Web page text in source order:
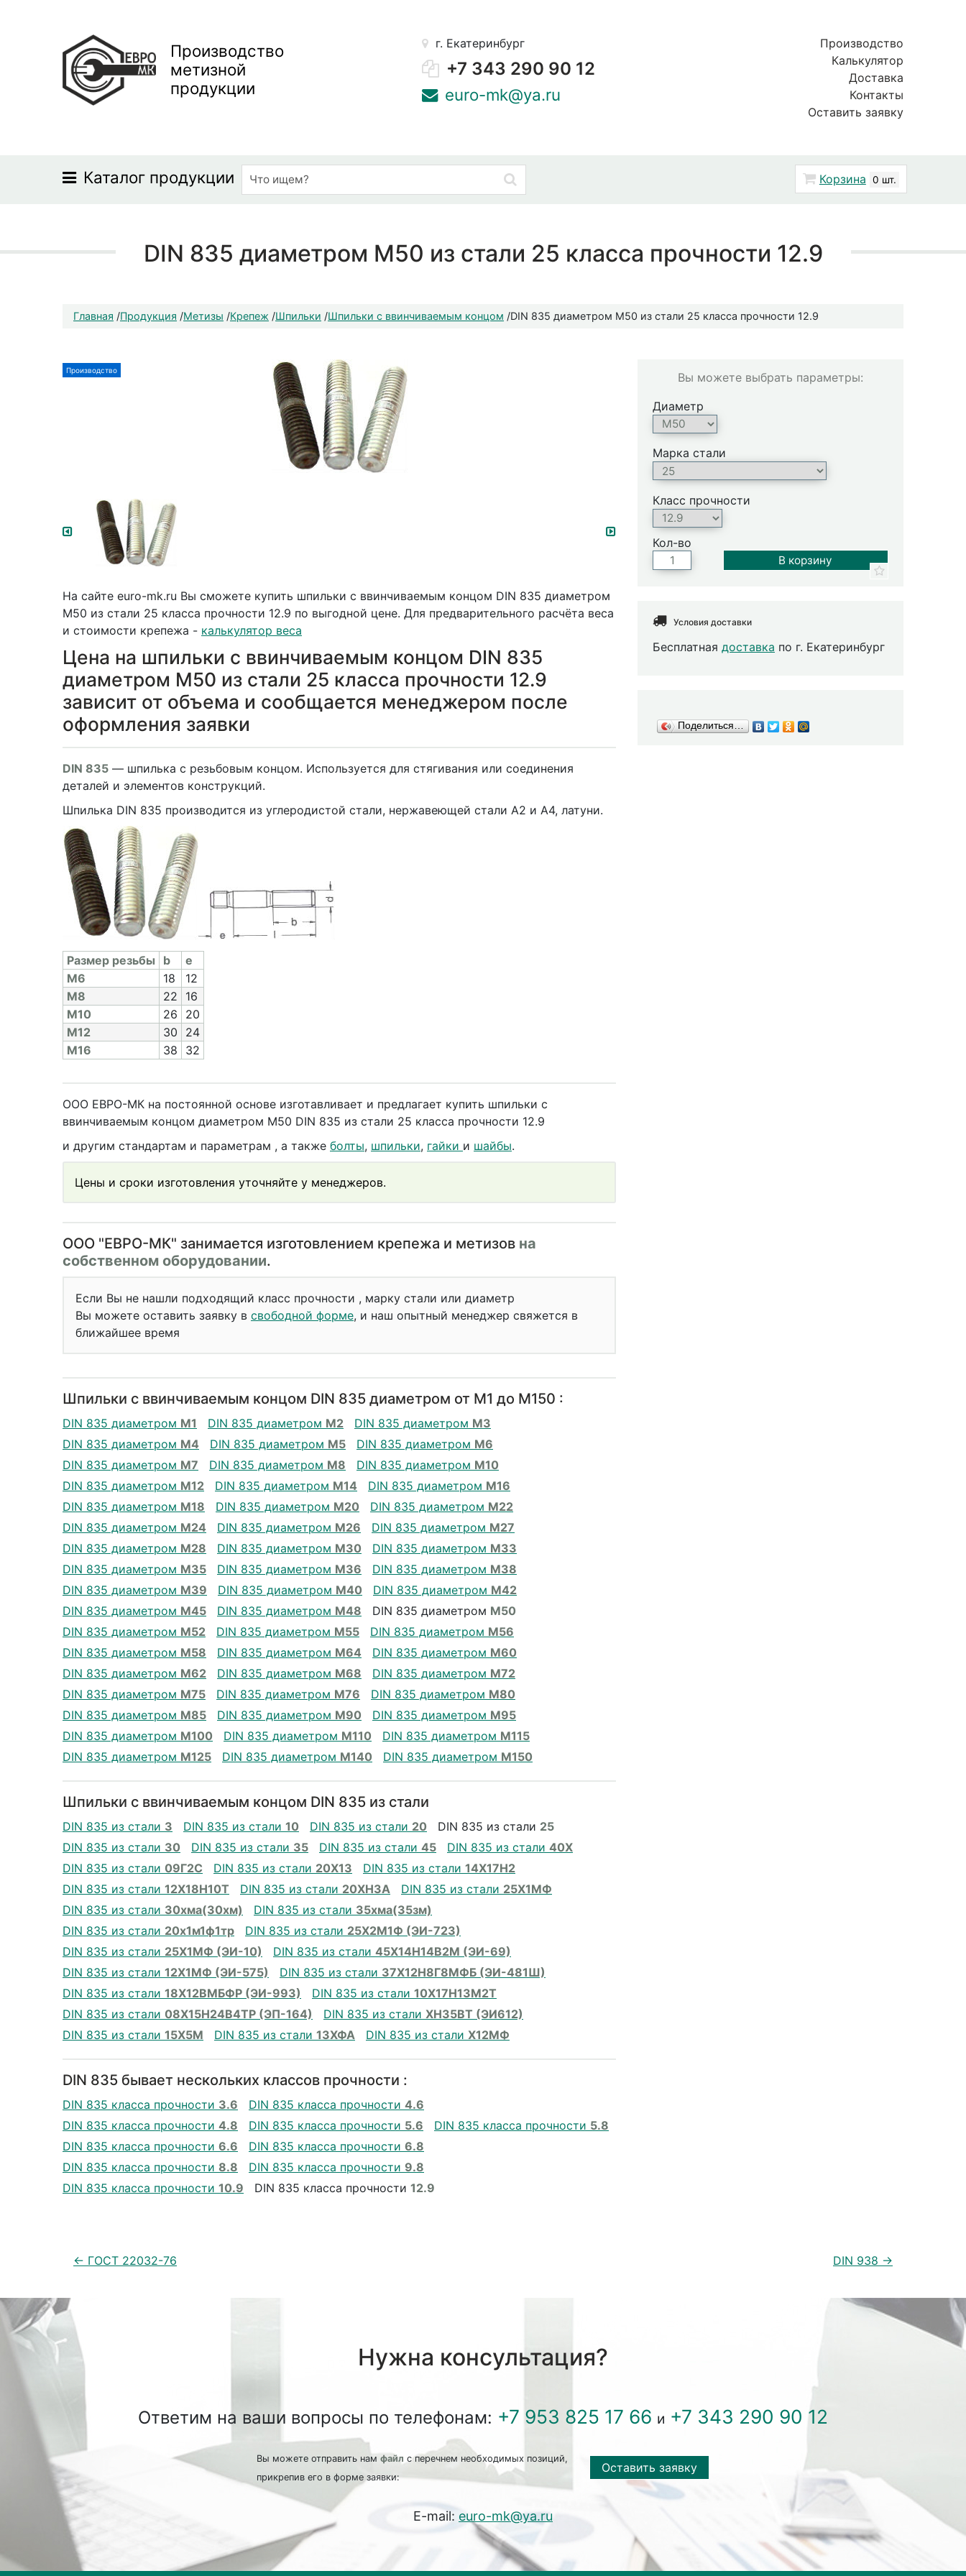
Производство
метизной
продукции
г. Екатеринбург
+7 343 290 90 12
euro-mk@ya.ru
Производство
Калькулятор
Доставка
Контакты
Оставить заявку
Каталог продукции Корзина 0 шт.
DIN 835 диаметром М50 из стали 25 класса прочности 12.9
Главная /Продукция /Метизы /Крепеж /Шпильки /Шпильки с ввинчиваемым концом /DIN 835 диаметром М50 из стали 25 класса прочности 12.9
Производство
На сайте euro-mk.ru Вы сможете купить шпильки с ввинчиваемым концом DIN 835 диаметром
М50 из стали 25 класса прочности 12.9 по выгодной цене. Для предварительного расчёта веса
и стоимости крепежа - калькулятор веса
Цена на шпильки с ввинчиваемым концом DIN 835
диаметром М50 из стали 25 класса прочности 12.9
зависит от объема и сообщается менеджером после
оформления заявки
DIN 835 — шпилька с резьбовым концом. Используется для стягивания или соединения
деталей и элементов конструкций.
Шпилька DIN 835 производится из углеродистой стали, нержавеющей стали А2 и А4, латуни.
Раз­мер резь­бы b
e
M6
18
12
M8
22
16
M10
26
20
M12
30
24
M16
38 32
ООО ЕВРО-МК на постоянной основе изготавливает и предлагает купить шпильки с
ввинчиваемым концом диаметром М50 DIN 835 из стали 25 класса прочности 12.9
и другим стандартам и параметрам , а также болты, шпильки, гайки и шайбы.
Цены и сроки изготовления уточняйте у менеджеров.
OOO "ЕВРО-МК" занимается изготовлением крепежа и метизов на
собственном оборудовании.
Если Вы не нашли подходящий класс прочности , марку стали или диаметр
Вы можете оставить заявку в свободной форме, и наш опытный менеджер свяжется в
ближайшее время
Шпильки с ввинчиваемым концом DIN 835 диаметром от М1 до М150 :
DIN 835 диаметром М1 DIN 835 диаметром М2 DIN 835 диаметром М3
DIN 835 диаметром М4 DIN 835 диаметром М5 DIN 835 диаметром М6
DIN 835 диаметром М7 DIN 835 диаметром М8 DIN 835 диаметром М10
DIN 835 диаметром М12 DIN 835 диаметром М14 DIN 835 диаметром М16
DIN 835 диаметром М18 DIN 835 диаметром М20 DIN 835 диаметром М22
DIN 835 диаметром М24 DIN 835 диаметром М26 DIN 835 диаметром М27
DIN 835 диаметром М28 DIN 835 диаметром М30 DIN 835 диаметром М33
DIN 835 диаметром М35 DIN 835 диаметром М36 DIN 835 диаметром М38
DIN 835 диаметром М39 DIN 835 диаметром М40 DIN 835 диаметром М42
DIN 835 диаметром М45 DIN 835 диаметром М48 DIN 835 диаметром М50
DIN 835 диаметром М52 DIN 835 диаметром М55 DIN 835 диаметром М56
DIN 835 диаметром М58 DIN 835 диаметром М64 DIN 835 диаметром М60
DIN 835 диаметром М62 DIN 835 диаметром М68 DIN 835 диаметром М72
DIN 835 диаметром М75 DIN 835 диаметром М76 DIN 835 диаметром М80
DIN 835 диаметром М85 DIN 835 диаметром М90 DIN 835 диаметром М95
DIN 835 диаметром М100 DIN 835 диаметром М110 DIN 835 диаметром М115
DIN 835 диаметром М125 DIN 835 диаметром М140 DIN 835 диаметром М150
Шпильки с ввинчиваемым концом DIN 835 из стали
DIN 835 из стали 3 DIN 835 из стали 10 DIN 835 из стали 20 DIN 835 из стали 25
DIN 835 из стали 30 DIN 835 из стали 35 DIN 835 из стали 45 DIN 835 из стали 40Х
DIN 835 из стали 09Г2С DIN 835 из стали 20Х13 DIN 835 из стали 14Х17Н2
DIN 835 из стали 12Х18Н10Т DIN 835 из стали 20ХН3А DIN 835 из стали 25Х1МФ
DIN 835 из стали 30хма(30хм) DIN 835 из стали 35хма(35зм)
DIN 835 из стали 20х1м1ф1тр DIN 835 из стали 25Х2М1Ф (ЭИ-723)
DIN 835 из стали 25Х1МФ (ЭИ-10) DIN 835 из стали 45Х14Н14В2М (ЭИ-69)
DIN 835 из стали 12Х1МФ (ЭИ-575) DIN 835 из стали 37Х12Н8Г8МФБ (ЭИ-481Ш)
DIN 835 из стали 18Х12ВМБФР (ЭИ-993) DIN 835 из стали 10Х17Н13М2Т
DIN 835 из стали 08Х15Н24В4ТР (ЭП-164) DIN 835 из стали ХН35ВТ (ЭИ612)
DIN 835 из стали 15Х5М DIN 835 из стали 13ХФА DIN 835 из стали Х12МФ
DIN 835 бывает нескольких классов прочности :
DIN 835 класса прочности 3.6 DIN 835 класса прочности 4.6
DIN 835 класса прочности 4.8 DIN 835 класса прочности 5.6 DIN 835 класса прочности 5.8
DIN 835 класса прочности 6.6 DIN 835 класса прочности 6.8
DIN 835 класса прочности 8.8 DIN 835 класса прочности 9.8
DIN 835 класса прочности 10.9 DIN 835 класса прочности 12.9
Вы можете выбрать параметры:
Диаметр
Марка стали
Класс прочности
Кол-во
Условия доставки
Бесплатная доставка по г. Екатеринбург
Поделиться…
← ГОСТ 22032-76 DIN 938 →
Нужна консультация?
Ответим на ваши вопросы по телефонам: +7 953 825 17 66 и +7 343 290 90 12
Вы можете отправить нам файл с перечнем необходимых позиций,
прикрепив его в форме заявки:
Оставить заявку
E-mail: euro-mk@ya.ru